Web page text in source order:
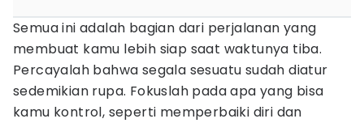
Semua ini adalah bagian dari perjalanan yang
membuat kamu lebih siap saat waktunya tiba.
Percayalah bahwa segala sesuatu sudah diatur
sedemikian rupa. Fokuslah pada apa yang bisa
kamu kontrol, seperti memperbaiki diri dan